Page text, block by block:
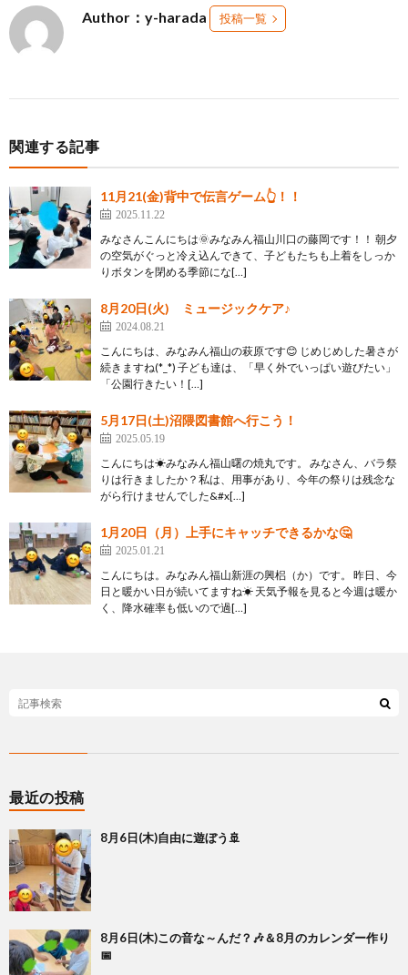
Author：y-harada 投稿一覧
関連する記事
11月21(金)背中で伝言ゲーム👆！！
2025.11.22
みなさんこんにちは🌞みなみん福山川口の藤岡です！！ 朝夕
の空気がぐっと冷え込んできて、子どもたちも上着をしっか
りボタンを閉める季節にな[…]
8月20日(火) ミュージックケア♪
2024.08.21
こんにちは、みなみん福山の萩原です😊 じめじめした暑さが
続きますね(*_*) 子ども達は、「早く外でいっぱい遊びたい」
「公園行きたい！[…]
5月17日(土)沼隈図書館へ行こう！
2025.05.19
こんにちは☀みなみん福山曙の焼丸です。 みなさん、バラ祭
りは行きましたか？私は、用事があり、今年の祭りは残念な
がら行けませんでした&#x[…]
1月20日（月）上手にキャッチできるかな🤔
2025.01.21
こんにちは。みなみん福山新涯の興梠（か）です。 昨日、今
日と暖かい日が続いてますね☀ 天気予報を見ると今週は暖か
く、降水確率も低いので過[…]
最近の投稿
8月6日(木)自由に遊ぼう🚢
8月6日(木)この音な～んだ？🎶＆8月のカレンダー作り
📅